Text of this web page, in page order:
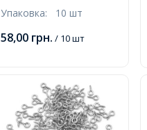
Античное Серебро,
3мм и 4мм,
Упаковка: 10 шт
58,00 грн. / 10 шт